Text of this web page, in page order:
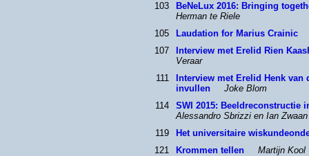
103
BeNeLux 2016: Bringing
Herman te Riele
105
Laudation for Marius Crainic
107
Interview met Erelid Rien
Veraar
111
Interview met Erelid Henk
invullen
Joke Blom
114
SWI 2015: Beeldreconstructie
Alessandro Sbrizzi en Ian Zwaan
119
Het universitaire
121
Krommen tellen
Martijn Kool